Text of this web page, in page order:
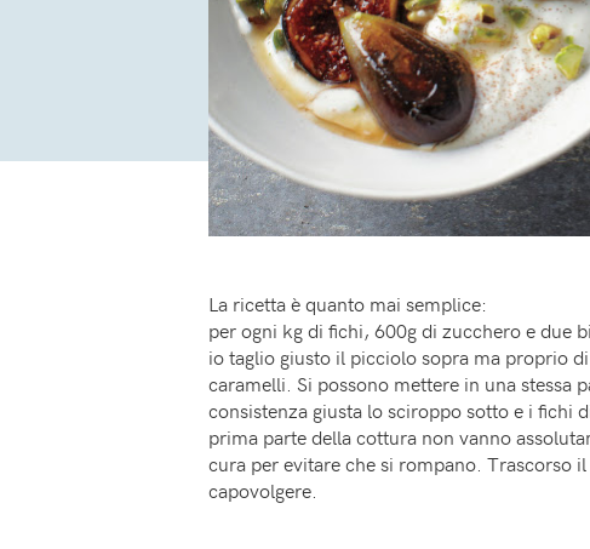
La ricetta è quanto mai semplice:
per ogni kg di fichi, 600g di zucchero e due
io taglio giusto il picciolo sopra ma proprio
caramelli. Si possono mettere in una
consistenza giusta lo sciroppo sotto e i fichi
prima parte della cottura non vanno
cura per evitare che si rompano. Trascorso
capovolgere.